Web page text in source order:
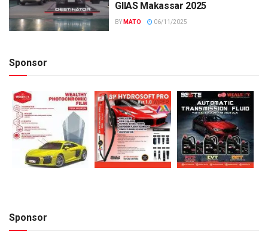
GIIAS Makassar 2025
BY MATO 06/11/2025
Sponsor
Sponsor